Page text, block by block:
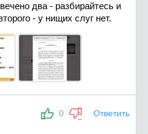
два - разбирайтесь и
- у нищих слуг нет.
0 Ответить